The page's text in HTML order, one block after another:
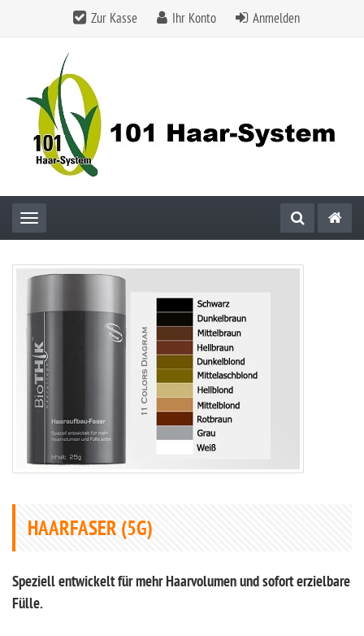
Zur Kasse Ihr Konto Anmelden
Toggle navigation
HAARFASER (5G)
Speziell entwickelt für mehr Haarvolumen und sofort erzielbare
Fülle.